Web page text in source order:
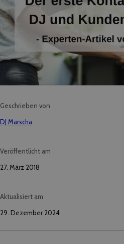
Geschrieben von
DJ Marscha
Veröffentlicht am
27. März 2018
Aktualisiert am
29. Dezember 2024